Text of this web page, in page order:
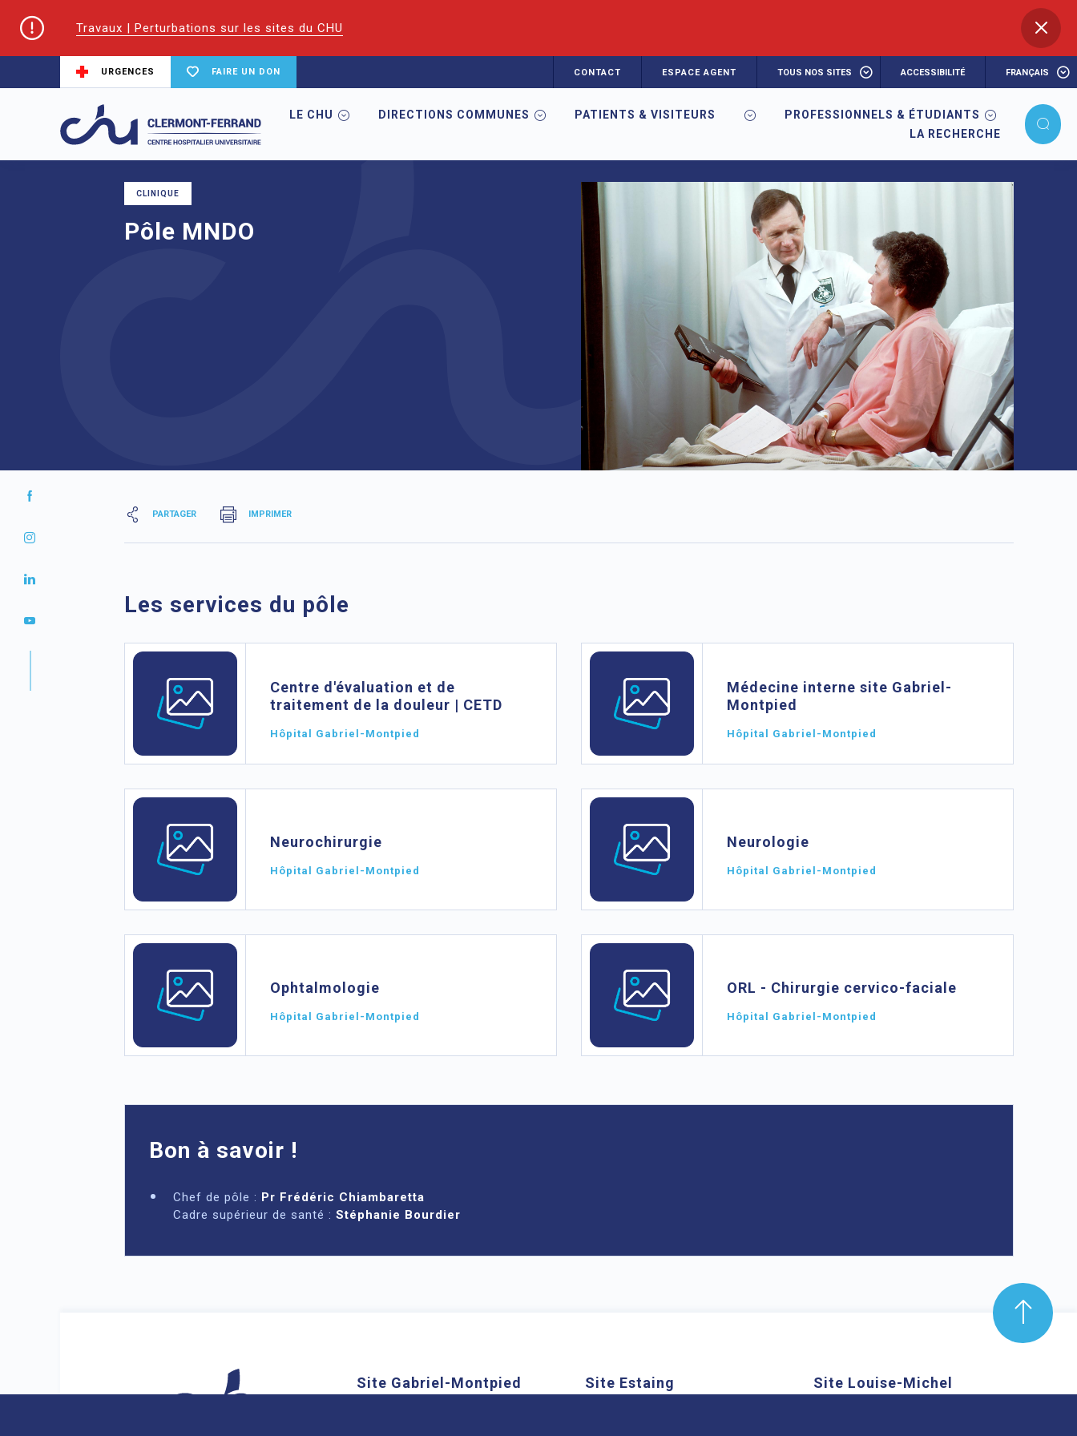
Travaux | Perturbations sur les sites du CHU
URGENCES FAIRE UN DON CONTACT ESPACE AGENT TOUS NOS SITES ACCESSIBILITÉ FRANÇAIS
LE CHU DIRECTIONS COMMUNES PATIENTS & VISITEURS
PROFESSIONNELS & ÉTUDIANTS
LA RECHERCHE
Accueil Les pôles du CHU Pôle MNDO
CLINIQUE
Pôle MNDO
PARTAGER IMPRIMER
Les services du pôle
Centre d'évaluation et de
traitement de la douleur | CETD
Hôpital Gabriel-Montpied
Médecine interne site Gabriel-
Montpied
Hôpital Gabriel-Montpied
Neurochirurgie
Hôpital Gabriel-Montpied
Neurologie
Hôpital Gabriel-Montpied
Ophtalmologie
Hôpital Gabriel-Montpied
ORL - Chirurgie cervico-faciale
Hôpital Gabriel-Montpied
Bon à savoir !
Chef de pôle : Pr Frédéric Chiambaretta
Cadre supérieur de santé : Stéphanie Bourdier
Site Gabriel-Montpied Site Estaing Site Louise-Michel
Cookies